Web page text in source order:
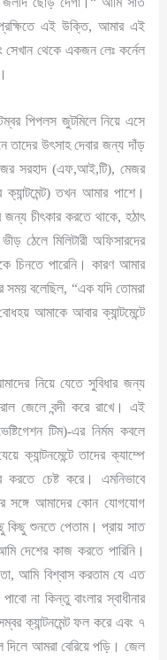
এই উক্তি, আমার এই
সেখান থেকে একজন লেঃ কর্নেল
পিপলস জুটমিলে নিয়ে এসে
তাদের উৎসাহ দেবার জন্য দাঁড়
সরহাদ (এফ,আই,টি), মেজর
তখন আমার পাশে।
জন্য চীৎকার করতে থাকে, হঠাৎ
ঠেলে মিলিটারী অফিসারদের
চিনতে পারেনি। কারণ আমার
সময় বলেছিল, “এক যদি তোমরা
আমাকে আবার ক্যান্টমেন্টে
নিয়ে যেতে সুবিধার জন্য
জেলে বন্দী করে রাখে। এই
টিম)-এর নির্মম কবলে
ক্যান্টনমেন্টে তাদের ক্যাম্পে
চেষ্ট করে। এমনিভাবে
সঙ্গে আমাদের কোন যোগযোগ
কিছু শুনতে পেতাম। প্রায় সাত
দেশের কাজ করতে পারিনি।
আমি বিশ্বাস করতাম যে এত
না কিন্তু বাংলার স্বাধীনার
ক্যান্টনমেন্ট ফল করে এবং ৭
দিলে আমরা বেরিয়ে পড়ি। জেল